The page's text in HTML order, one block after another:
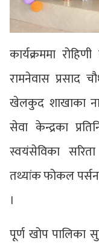
कार्यक्रममा
रामनेवास प्रसाद
खेलकुद शाखाका
सेवा केन्द्रका
स्वयंसेविका
तथ्यांक फोकल
।
पूर्ण खोप पालिका